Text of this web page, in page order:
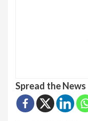
Spread the News